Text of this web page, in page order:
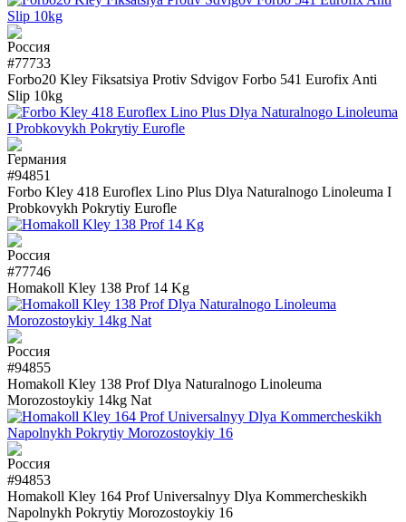
#77733
Forbo20 Kley Fiksatsiya Protiv Sdvigov Forbo 541 Eurofix Anti
Slip 10kg
#94851
Forbo Kley 418 Euroflex Lino Plus Dlya Naturalnogo Linoleuma I
Probkovykh Pokrytiy Eurofle
#77746
Homakoll Kley 138 Prof 14 Kg
#94855
Homakoll Kley 138 Prof Dlya Naturalnogo Linoleuma
Morozostoykiy 14kg Nat
#94853
Homakoll Kley 164 Prof Universalnyy Dlya Kommercheskikh
Napolnykh Pokrytiy Morozostoykiy 16